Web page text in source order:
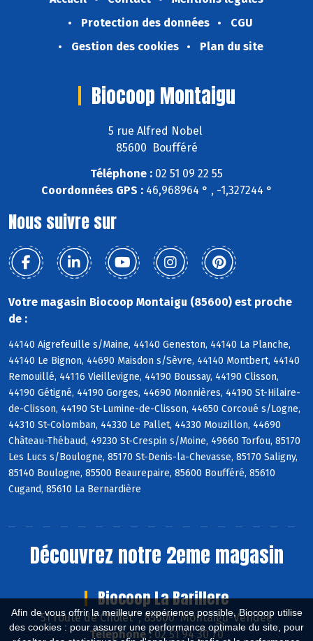
Afin de vous offrir la meilleure expérience possible, Biocoop utilise
des cookies : pour assurer une performance optimale du site, pour
Protection des données
CGU
Gestion des cookies
Plan du site
Biocoop Montaigu
5 rue Alfred Nobel
85600 Boufféré
Téléphone : 02 51 09 22 55
Coordonnées GPS :46,968964 ° , -1,327244 °
Nous suivre sur
Votre magasin Biocoop Montaigu (85600) est proche
de :
44140 Aigrefeuille s/Maine, 44140 Geneston, 44140 La Planche,
44140 Le Bignon, 44690 Maisdon s/Sèvre, 44140 Montbert, 44140
Remouillé, 44116 Vieillevigne, 44190 Boussay, 44190 Clisson,
44190 Gétigné, 44190 Gorges, 44690 Monnières, 44190 St-Hilaire-
de-Clisson, 44190 St-Lumine-de-Clisson, 44650 Corcoué s/Logne,
44310 St-Colomban, 44330 Le Pallet, 44330 Mouzillon, 44690
Château-Thébaud, 49230 St-Crespin s/Moine, 49660 Torfou, 85170
Les Lucs s/Boulogne, 85170 St-Denis-la-Chevasse, 85170 Saligny,
85140 Boulogne, 85500 Beaurepaire, 85600 Boufféré, 85610
Cugand, 85610 La Bernardière
Découvrez notre 2eme magasin
Biocoop La Barillere
51 route de Cholet , 85600 Montaigu-Vendée
Téléphone :02 51 94 30 70